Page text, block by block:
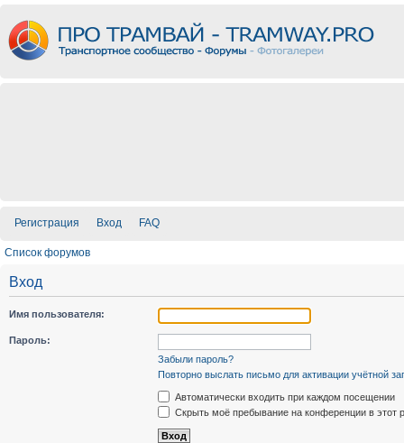
Регистрация Вход FAQ
Список форумов
Вход
Имя пользователя:
Пароль:
Забыли пароль?
Повторно выслать письмо для активации учётной
Автоматически входить при каждом посещении
Скрыть моё пребывание на конференции в этот